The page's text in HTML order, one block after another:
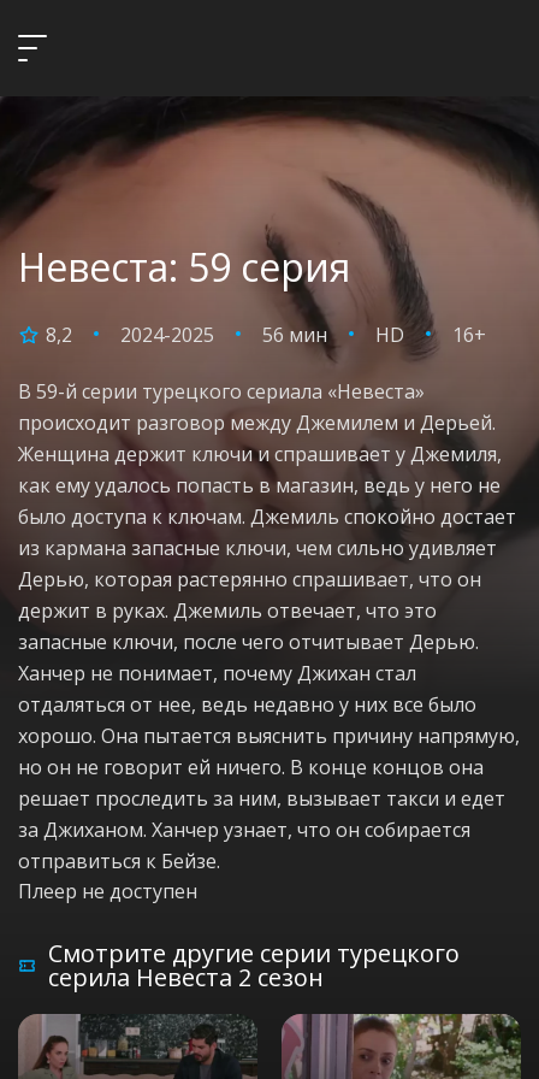
Невеста: 59 серия
8,2 2024-2025 56 мин HD 16+
В 59-й серии турецкого сериала «Невеста»
происходит разговор между Джемилем и Дерьей.
Женщина держит ключи и спрашивает у Джемиля,
как ему удалось попасть в магазин, ведь у него не
было доступа к ключам. Джемиль спокойно достает
из кармана запасные ключи, чем сильно удивляет
Дерью, которая растерянно спрашивает, что он
держит в руках. Джемиль отвечает, что это
запасные ключи, после чего отчитывает Дерью.
Ханчер не понимает, почему Джихан стал
отдаляться от нее, ведь недавно у них все было
хорошо. Она пытается выяснить причину напрямую,
но он не говорит ей ничего. В конце концов она
решает проследить за ним, вызывает такси и едет
за Джиханом. Ханчер узнает, что он собирается
отправиться к Бейзе.
Плеер не доступен
Смотрите другие серии турецкого
серила Невеста 2 сезон